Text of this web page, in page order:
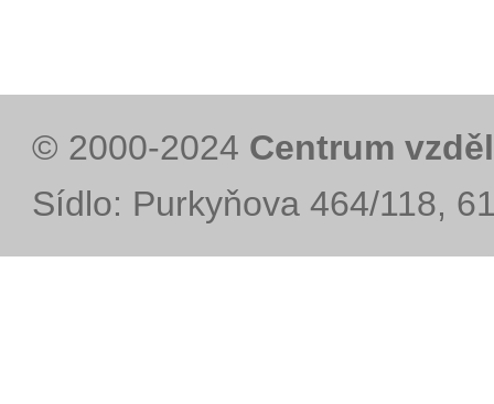
© 2000-2024 Centrum
Sídlo: Purkyňova 464/118,